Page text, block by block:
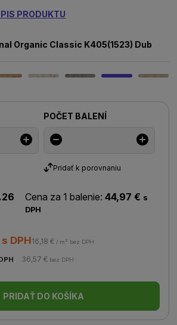
PRODUKTU
Organic Classic K405(1523) Dub
POČET BALENÍ
Pridať k porovnaniu
Cena za 1 balenie: 44,97 € s
DPH
DPH16,18 € / m² bez DPH
36,57 € bez DPH
PRIDAŤ DO KOŠÍKA